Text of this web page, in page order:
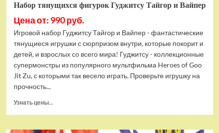
Набор тянущихся фигурок Гуджитсу Тайгор и Вайпер
Цена от: 990 руб.
Игровой набор Гуджитсу Тайгор и Вайпер - фантастические
тянущиеся игрушки с сюрпризом внутри, которые покорит и
детей, и взрослых со всего мира! Гуджитсу - коллекционные
супермонстры из популярного мультфильма Heroes of Goo
Jit Zu, с которыми так весело играть. Проверьте игрушку на
прочность...
Узнать цены...
Набор